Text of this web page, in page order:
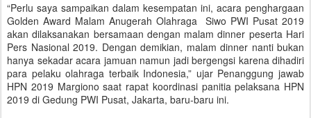
“Perlu saya sampaikan dalam kesempatan ini, acara penghargaan
Golden Award Malam Anugerah Olahraga Siwo PWI Pusat 2019
akan dilaksanakan bersamaan dengan malam dinner peserta Hari
Pers Nasional 2019. Dengan demikian, malam dinner nanti bukan
hanya sekadar acara jamuan namun jadi bergengsi karena dihadiri
para pelaku olahraga terbaik Indonesia,” ujar Penanggung jawab
HPN 2019 Margiono saat rapat koordinasi panitia pelaksana HPN
2019 di Gedung PWI Pusat, Jakarta, baru-baru ini.